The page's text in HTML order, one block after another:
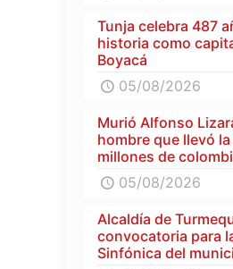
Tunja celebra 487
historia como
Boyacá
05/08/2026
Murió Alfonso
hombre que llevó la
millones de
05/08/2026
Alcaldía de
convocatoria para
Sinfónica del